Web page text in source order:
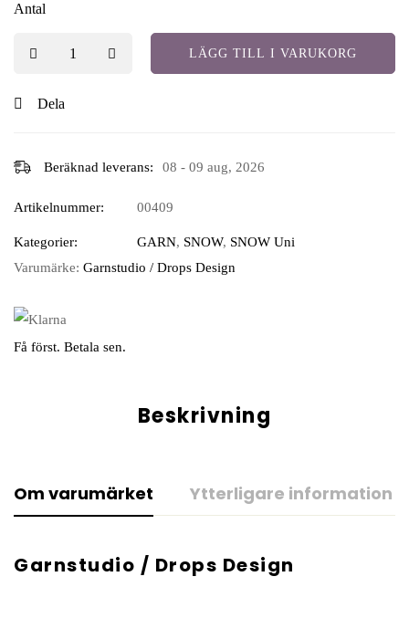
Antal
LÄGG TILL I VARUKORG
Dela
Beräknad leverans: 08 - 09 aug, 2026
Artikelnummer: 00409
Kategorier: GARN, SNOW, SNOW Uni
Varumärke: Garnstudio / Drops Design
Få först. Betala sen.
Beskrivning
Om varumärket Ytterligare information
Garnstudio / Drops Design